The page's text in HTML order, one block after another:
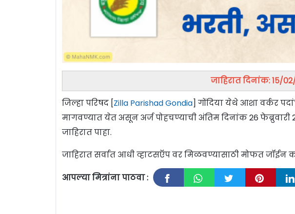
जाहिरात दिनांक: 15/
जिल्हा परिषद [Zilla Parishad Gondia] गोंदिया येथे आशा वर्कर
मागवण्यात येत असून अर्ज पोहचण्याची अंतिम दिनांक 26 फेब्रुवारी
जाहिरात पाहा.
जाहिरात सर्वात आधी व्हाटसऍप वर मिळवण्यासाठी मोफत जॉईन
आपल्या मित्रांना पाठवा :